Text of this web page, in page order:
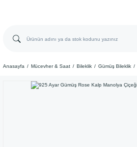
Anasayfa Mücevher & Saat Bileklik Gümüş Bileklik